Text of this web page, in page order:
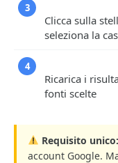
3
Clicca sulla
seleziona la
4
Ricarica i
fonti scelte
Requisito unico:
account Google.